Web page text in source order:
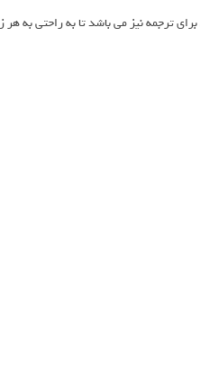
ترجمه نیز می باشد تا به راحتی به هر